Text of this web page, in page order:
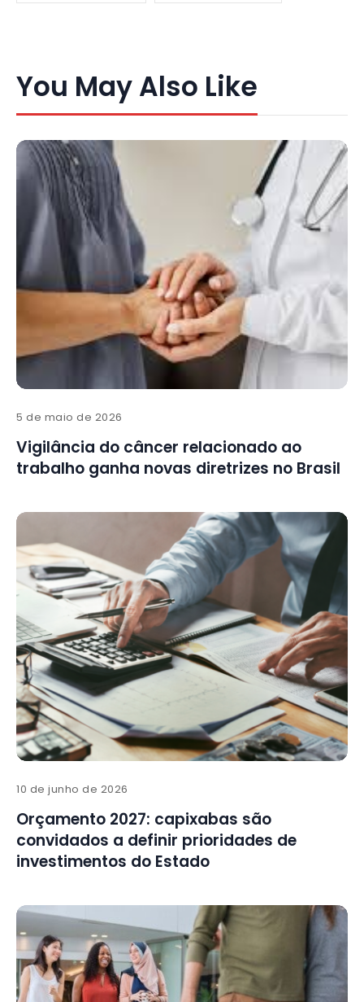
You May Also Like
5 de maio de 2026
Vigilância do câncer relacionado ao
trabalho ganha novas diretrizes no Brasil
10 de junho de 2026
Orçamento 2027: capixabas são
convidados a definir prioridades de
investimentos do Estado